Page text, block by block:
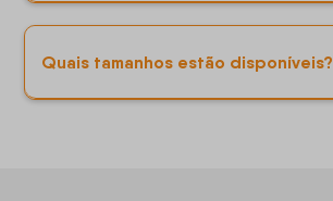
Quais tamanhos estão disponíveis?